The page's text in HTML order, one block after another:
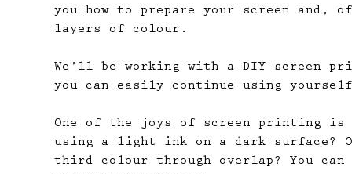
you how to prepare your screen
layers of colour.
We’ll be working with a DIY screen
you can easily continue using yourself
One of the joys of screen printing is
using a light ink on a dark surface?
third colour through overlap? You